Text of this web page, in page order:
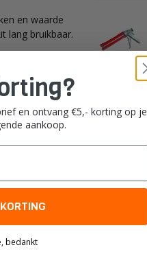
en waarde
lang bruikbaar.
en ontvang €5,- korting op je
aankoop.
bedankt